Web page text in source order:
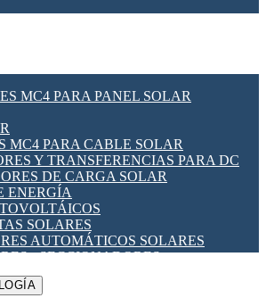
MC4 PARA PANEL SOLAR
MC4 PARA CABLE SOLAR
Y TRANSFERENCIAS PARA DC
DE CARGA SOLAR
ENERGÍA
SOLARES
AUTOMÁTICOS SOLARES
- SECCIONADORES
SOLAR